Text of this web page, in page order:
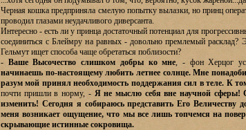
Черная кошка предприняла смелую попытку вылазки, но принц
проводил глазами неудачливого диверсанта.
Интересно - есть ли у принца достаточный потенциал для
соединиться с Блеймру на равных - довольно премлемый
Гельмут ищет способа чаще обретаться поблизости?
- Ваше Высочество слишком добры ко мне, - фон Херцог
начинаешь по-настоящему любить летнее солнце. Мне
разум мой принял необходимость поддержания сил в теле. К
почти пришли в норму, - Я не мыслю себя вне научной сферы!
изменить! Сегодня я собираюсь представить Его Величеству
меня возникает ощущение, что мы все лишь топчемся на
скрывающие истинные сокровища.